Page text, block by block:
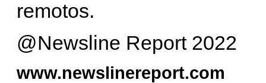
remotos.
@Newsline Report 2022
www.newslinereport.com